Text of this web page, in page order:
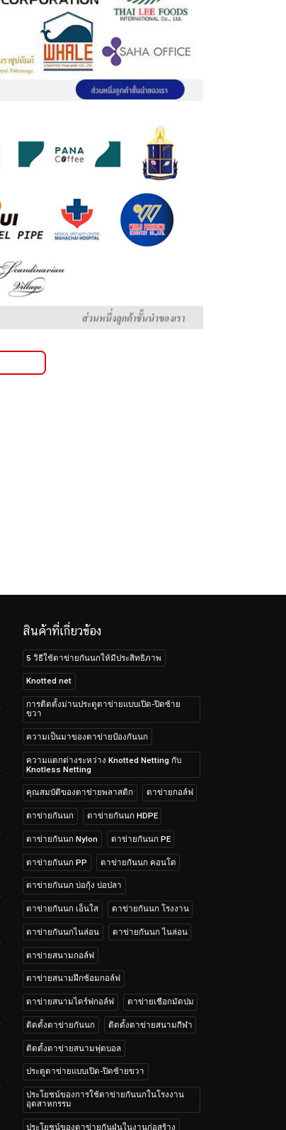
สินค้าที่เกี่ยวข้อง
5 วิธีใช้ตาข่ายกันนกให้มีประสิทธิภาพ
Knotted net
การติดตั้งม่านประตูตาข่ายแบบเปิด-ปิดซ้าย
ขวา
ความเป็นมาของตาข่ายป้องกันนก
ความแตกต่างระหว่าง Knotted Netting กับ
Knotless Netting
คุณสมบัติของตาข่ายพลาสติก ตาข่ายกอล์ฟ
ตาข่ายกันนก ตาข่ายกันนก HDPE
ตาข่ายกันนก Nylon ตาข่ายกันนก PE
ตาข่ายกันนก PP ตาข่ายกันนก คอนโด
ตาข่ายกันนก บ่อกุ้ง บ่อปลา
ตาข่ายกันนก เอ็นใส ตาข่ายกันนก โรงงาน
ตาข่ายกันนกไนล่อน ตาข่ายกันนก ไนล่อน
ตาข่ายสนามกอล์ฟ
ตาข่ายสนามฝึกซ้อมกอล์ฟ
ตาข่ายสนามไดร์ฟกอล์ฟ ตาข่ายเชือกมัดปม
ติดตั้งตาข่ายกันนก ติดตั้งตาข่ายสนามกีฬา
ติดตั้งตาข่ายสนามฟุตบอล
ประตูตาข่ายแบบเปิด-ปิดซ้ายขวา
ประโยชน์ของการใช้ตาข่ายกันนกในโรงงาน
อุตสาหกรรม
ประโยชน์ของตาข่ายกันฝุ่นในงานก่อสร้าง